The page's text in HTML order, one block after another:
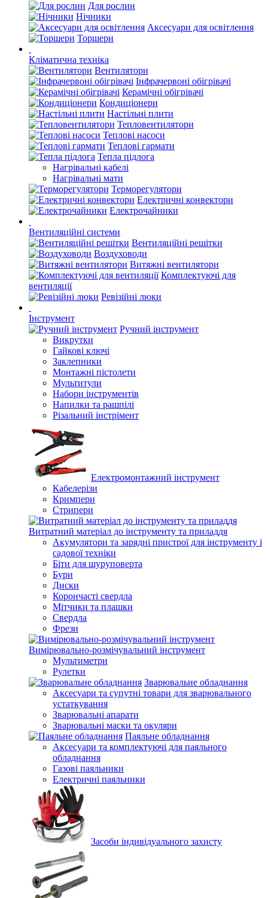
Для рослин
Нічники
Аксесуари для освітлення
Торшери
Кліматична техніка
Вентилятори
Інфрачервоні обігрівачі
Керамічні обігрівачі
Кондиціонери
Настільні плити
Тепловентилятори
Теплові насоси
Теплові гармати
Тепла підлога
Нагрівальні кабелі
Нагрівальні мати
Терморегулятори
Електричні конвектори
Електрочайники
Вентиляційні системи
Вентиляційні решітки
Воздуховоди
Витяжні вентилятори
Комплектуючі для
вентиляції
Ревізійні люки
Інструмент
Ручний інструмент
Викрутки
Гайкові ключі
Заклепники
Монтажні пістолети
Мультитули
Набори інструментів
Напилки та рашпілі
Різальний інстрімент
Електромонтажний інструмент
Кабелерізи
Кримпери
Стрипери
Витратний матеріал до інструменту та приладдя
Акумулятори та зарядні пристрої для інструменту і
садової техніки
Біти для шуруповерта
Бури
Диски
Корончасті свердла
Мітчики та плашки
Свердла
Фрези
Вимірювально-розмічувальний інструмент
Мультиметри
Рулетки
Зварювальне обладнання
Аксесуари та супутні товари для зварювального
устаткування
Зварювальні апарати
Зварювальні маски та окуляри
Паяльне обладнання
Аксесуари та комплектуючі для паяльного
обладнання
Газові паяльники
Електричні паяльники
Засоби індивідуального захисту